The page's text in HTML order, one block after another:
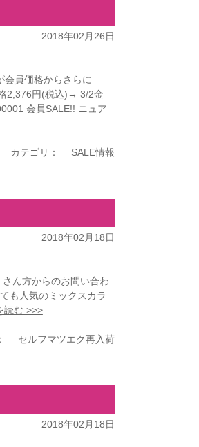
2018年02月26日
会員価格からさらに
2,376円(税込)→ 3/2金
会員SALE!! ニュア
カテゴリ： SALE情報
2018年02月18日
さん方からのお問い合わ
も人気のミックスカラ
読む >>>
セルフマツエク再入荷
2018年02月18日